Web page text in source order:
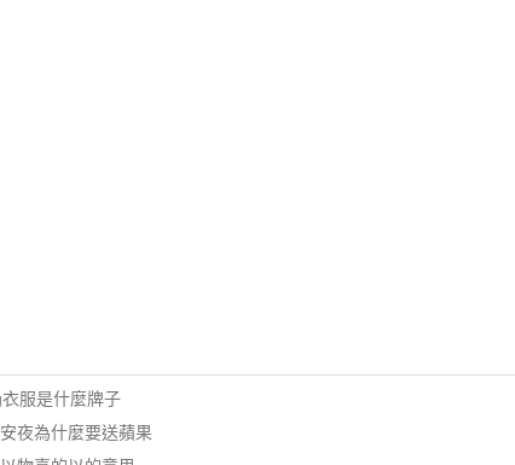
服是什麼牌子
夜為什麼要送蘋果